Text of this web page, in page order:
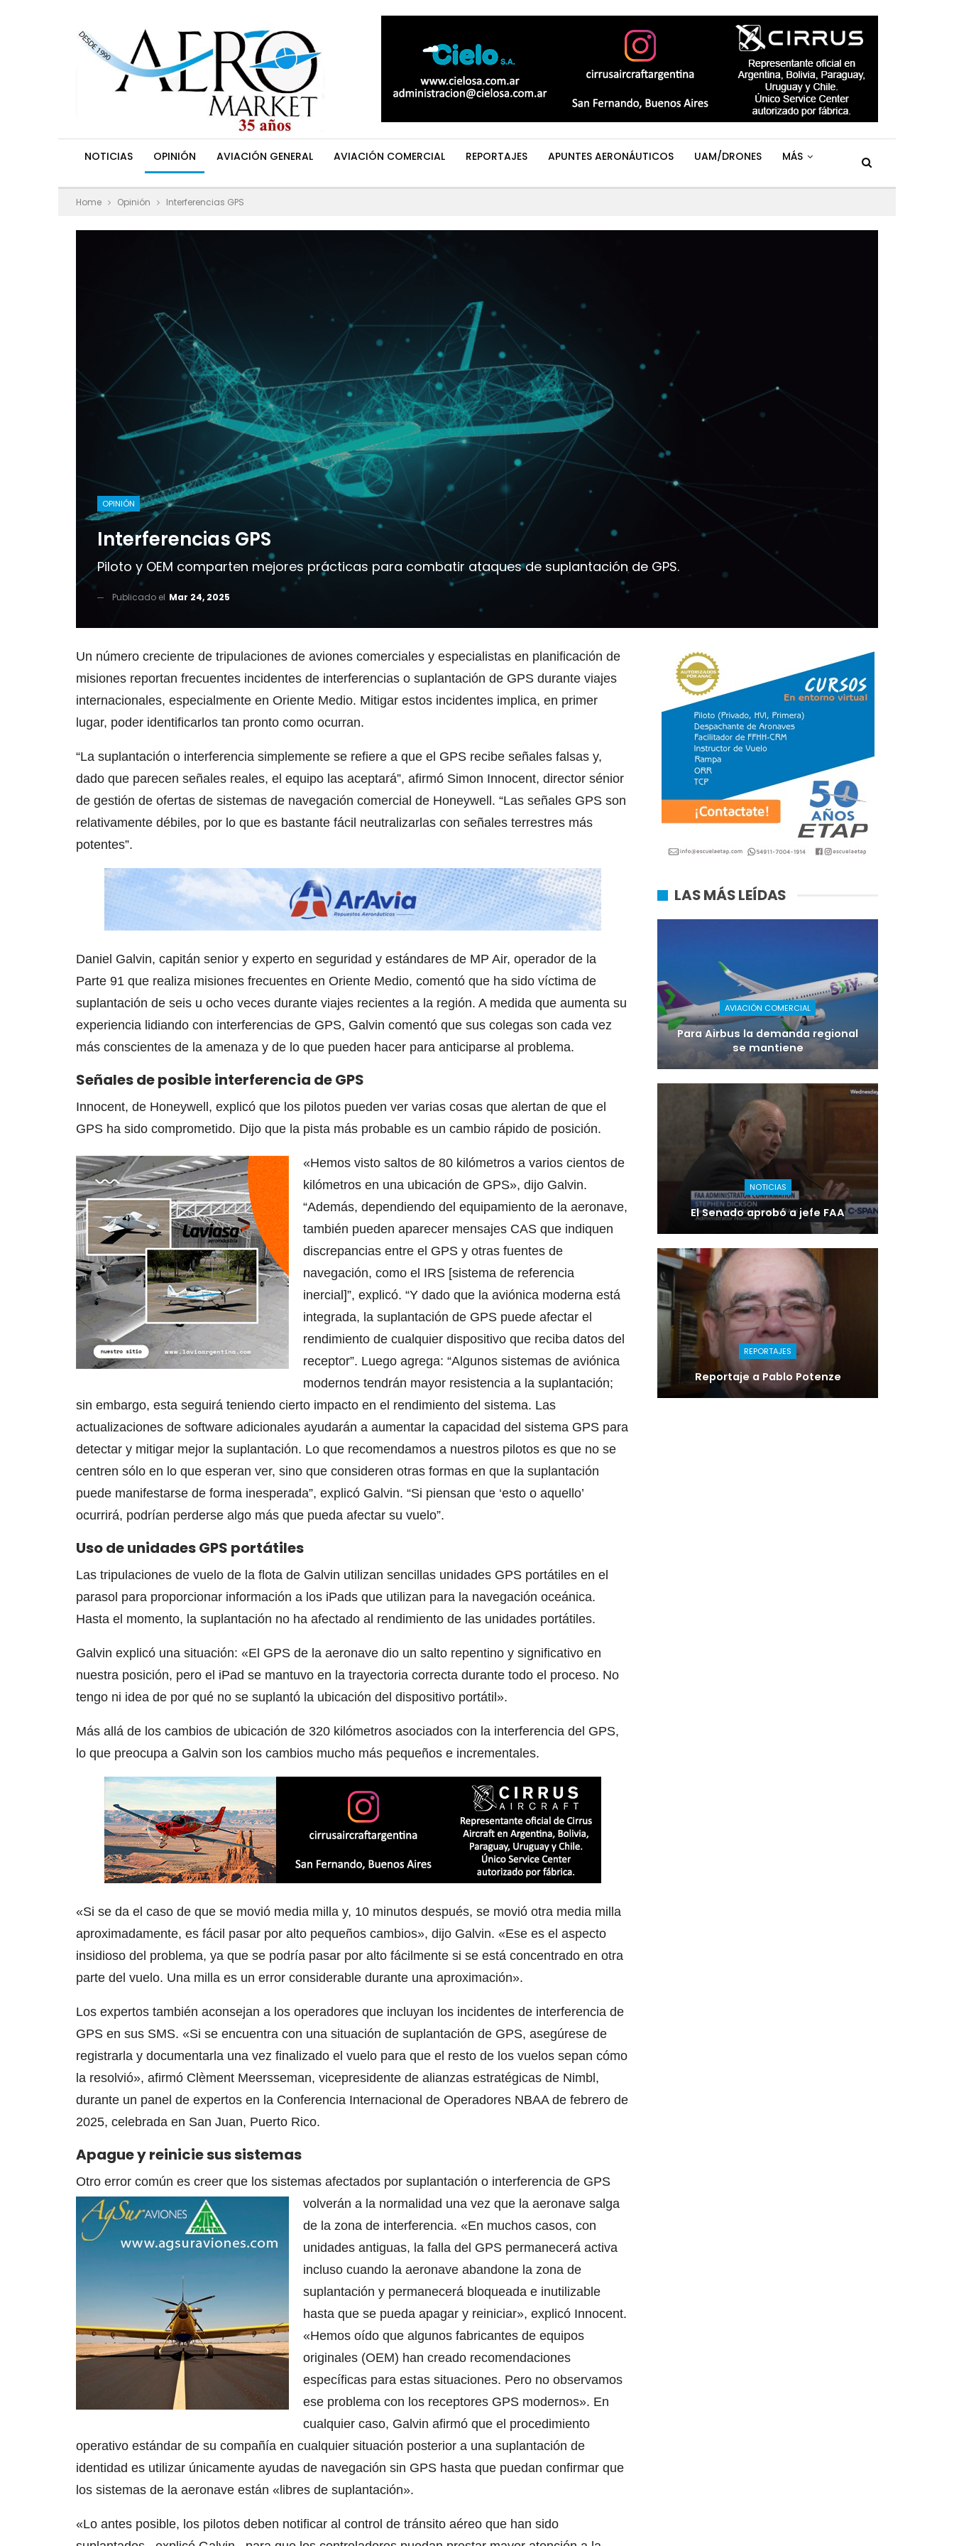
NOTICIAS OPINIÓN AVIACIÓN GENERAL AVIACIÓN COMERCIAL REPORTAJES APUNTES AERONÁUTICOS UAM/DRONES MÁS
Home Opinión Interferencias GPS
OPINIÓN
Interferencias GPS
Piloto y OEM comparten mejores prácticas para combatir ataques de suplantación de GPS.
Publicado el Mar 24, 2025
Un número creciente de tripulaciones de aviones comerciales y especialistas en planificación de
misiones reportan frecuentes incidentes de interferencias o suplantación de GPS durante viajes
internacionales, especialmente en Oriente Medio. Mitigar estos incidentes implica, en primer
lugar, poder identificarlos tan pronto como ocurran.
“La suplantación o interferencia simplemente se refiere a que el GPS recibe señales falsas y,
dado que parecen señales reales, el equipo las aceptará”, afirmó Simon Innocent, director sénior
de gestión de ofertas de sistemas de navegación comercial de Honeywell. “Las señales GPS son
relativamente débiles, por lo que es bastante fácil neutralizarlas con señales terrestres más
potentes”.
Daniel Galvin, capitán senior y experto en seguridad y estándares de MP Air, operador de la
Parte 91 que realiza misiones frecuentes en Oriente Medio, comentó que ha sido víctima de
suplantación de seis u ocho veces durante viajes recientes a la región. A medida que aumenta su
experiencia lidiando con interferencias de GPS, Galvin comentó que sus colegas son cada vez
más conscientes de la amenaza y de lo que pueden hacer para anticiparse al problema.
Señales de posible interferencia de GPS
Innocent, de Honeywell, explicó que los pilotos pueden ver varias cosas que alertan de que el
GPS ha sido comprometido. Dijo que la pista más probable es un cambio rápido de posición.
«Hemos visto saltos de 80 kilómetros a varios cientos de
kilómetros en una ubicación de GPS», dijo Galvin.
“Además, dependiendo del equipamiento de la aeronave,
también pueden aparecer mensajes CAS que indiquen
discrepancias entre el GPS y otras fuentes de
navegación, como el IRS [sistema de referencia
inercial]”, explicó. “Y dado que la aviónica moderna está
integrada, la suplantación de GPS puede afectar el
rendimiento de cualquier dispositivo que reciba datos del
receptor”. Luego agrega: “Algunos sistemas de aviónica
modernos tendrán mayor resistencia a la suplantación;
sin embargo, esta seguirá teniendo cierto impacto en el rendimiento del sistema. Las
actualizaciones de software adicionales ayudarán a aumentar la capacidad del sistema GPS para
detectar y mitigar mejor la suplantación. Lo que recomendamos a nuestros pilotos es que no se
centren sólo en lo que esperan ver, sino que consideren otras formas en que la suplantación
puede manifestarse de forma inesperada”, explicó Galvin. “Si piensan que ‘esto o aquello’
ocurrirá, podrían perderse algo más que pueda afectar su vuelo”.
Uso de unidades GPS portátiles
Las tripulaciones de vuelo de la flota de Galvin utilizan sencillas unidades GPS portátiles en el
parasol para proporcionar información a los iPads que utilizan para la navegación oceánica.
Hasta el momento, la suplantación no ha afectado al rendimiento de las unidades portátiles.
Galvin explicó una situación: «El GPS de la aeronave dio un salto repentino y significativo en
nuestra posición, pero el iPad se mantuvo en la trayectoria correcta durante todo el proceso. No
tengo ni idea de por qué no se suplantó la ubicación del dispositivo portátil».
Más allá de los cambios de ubicación de 320 kilómetros asociados con la interferencia del GPS,
lo que preocupa a Galvin son los cambios mucho más pequeños e incrementales.
«Si se da el caso de que se movió media milla y, 10 minutos después, se movió otra media milla
aproximadamente, es fácil pasar por alto pequeños cambios», dijo Galvin. «Ese es el aspecto
insidioso del problema, ya que se podría pasar por alto fácilmente si se está concentrado en otra
parte del vuelo. Una milla es un error considerable durante una aproximación».
Los expertos también aconsejan a los operadores que incluyan los incidentes de interferencia de
GPS en sus SMS. «Si se encuentra con una situación de suplantación de GPS, asegúrese de
registrarla y documentarla una vez finalizado el vuelo para que el resto de los vuelos sepan cómo
la resolvió», afirmó Clèment Meersseman, vicepresidente de alianzas estratégicas de Nimbl,
durante un panel de expertos en la Conferencia Internacional de Operadores NBAA de febrero de
2025, celebrada en San Juan, Puerto Rico.
Apague y reinicie sus sistemas
Otro error común es creer que los sistemas afectados por suplantación o interferencia de GPS
volverán a la normalidad una vez que la aeronave salga
de la zona de interferencia. «En muchos casos, con
unidades antiguas, la falla del GPS permanecerá activa
incluso cuando la aeronave abandone la zona de
suplantación y permanecerá bloqueada e inutilizable
hasta que se pueda apagar y reiniciar», explicó Innocent.
«Hemos oído que algunos fabricantes de equipos
originales (OEM) han creado recomendaciones
específicas para estas situaciones. Pero no observamos
ese problema con los receptores GPS modernos». En
cualquier caso, Galvin afirmó que el procedimiento
operativo estándar de su compañía en cualquier situación posterior a una suplantación de
identidad es utilizar únicamente ayudas de navegación sin GPS hasta que puedan confirmar que
los sistemas de la aeronave están «libres de suplantación».
«Lo antes posible, los pilotos deben notificar al control de tránsito aéreo que han sido
LAS MÁS LEÍDAS
AVIACIÓN COMERCIAL
Para Airbus la demanda regional
se mantiene
NOTICIAS
El Senado aprobó a jefe FAA
REPORTAJES
Reportaje a Pablo Potenze